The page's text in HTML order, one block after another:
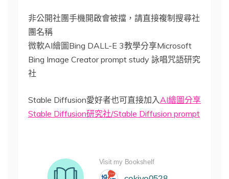
非公開社團手機開啟會被擋，請直接複制搜尋社
團名稱
微軟AI繪圖Bing DALL-E 3教學分享Microsoft
Bing Image Creator prompt study 詠唱咒語研究
社
Stable Diffusion愛好者也可直接加入AI繪圖分享
Stable Diffusion研究社/Stable Diffusion prompt